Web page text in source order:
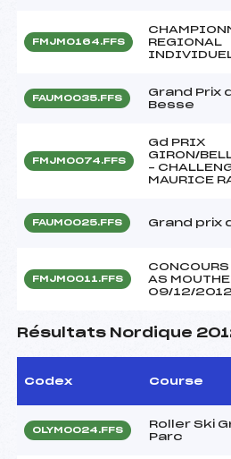
FMJM0164.FFS
REGIONAL
FAUM0035.FFS
Grand Prix
Besse
FMJM0074.FFS
Gd PRIX
GIRON/
–
MAURICE
FAUM0025.FFS Grand prix
FMJM0011.FFS
AS MOUTHE
09/12/2012
Résultats Nordique
Codex Course
OLYM0024.FFS
Roller Ski
Parc